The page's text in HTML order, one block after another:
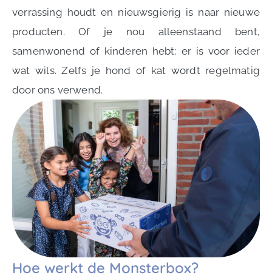
verrassing houdt en nieuwsgierig is naar nieuwe
producten. Of je nou alleenstaand bent,
samenwonend of kinderen hebt: er is voor ieder
wat wils. Zelfs je hond of kat wordt regelmatig
door ons verwend.
Hoe werkt de Monsterbox?